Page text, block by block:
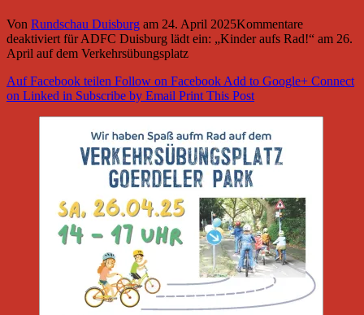
Von Rundschau Duisburg am 24. April 2025Kommentare
deaktiviertfür ADFC Duisburg lädt ein: „Kinder aufs Rad!“ am 26.
April auf dem Verkehrsübungsplatz
Auf Facebook teilen Follow on FacebookAdd to Google+ Connect
on Linked in Subscribe by Email Print This Post